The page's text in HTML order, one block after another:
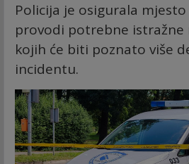
Policija je osigurala
provodi potrebne istražne
kojih će biti poznato više
incidentu.